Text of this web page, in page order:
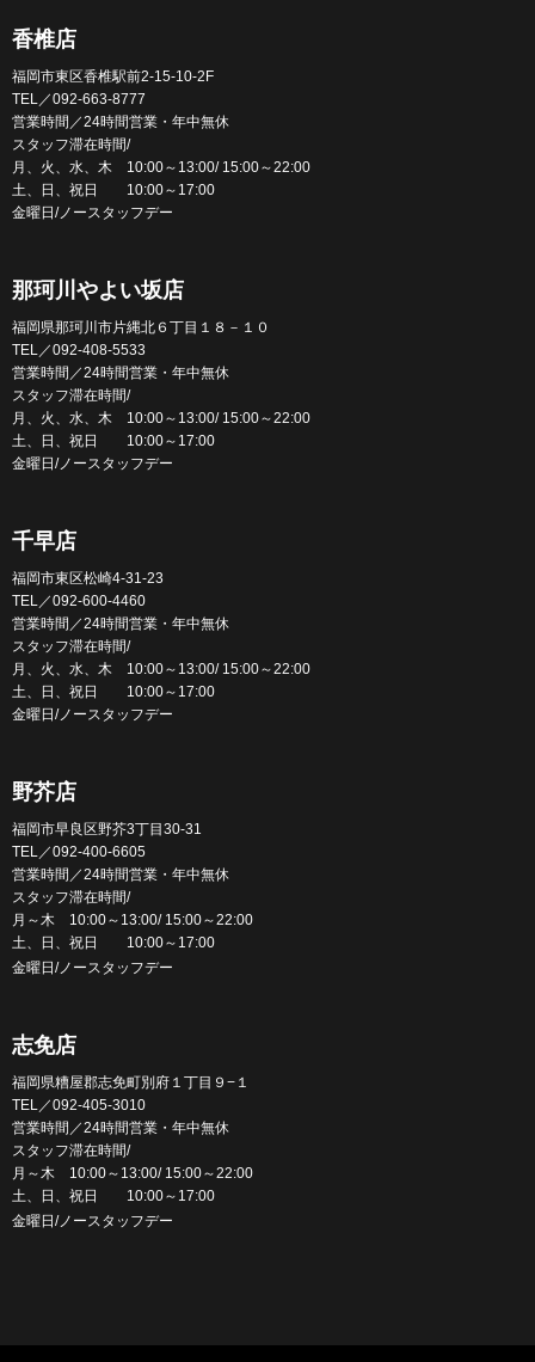
香椎店
福岡市東区香椎駅前2-15-10-2F
TEL／092-663-8777
営業時間／24時間営業・年中無休
スタッフ滞在時間/
月、火、水、木 10:00～13:00/ 15:00～22:00
土、日、祝日 10:00～17:00
金曜日/ノースタッフデー
那珂川やよい坂店
福岡県那珂川市片縄北６丁目１８－１０
TEL／092-408-5533
営業時間／24時間営業・年中無休
スタッフ滞在時間/
月、火、水、木 10:00～13:00/ 15:00～22:00
土、日、祝日 10:00～17:00
金曜日/ノースタッフデー
千早店
福岡市東区松崎4-31-23
TEL／092-600-4460
営業時間／24時間営業・年中無休
スタッフ滞在時間/
月、火、水、木 10:00～13:00/ 15:00～22:00
土、日、祝日 10:00～17:00
金曜日/ノースタッフデー
野芥店
福岡市早良区野芥3丁目30-31
TEL／092-400-6605
営業時間／24時間営業・年中無休
スタッフ滞在時間/
月～木 10:00～13:00/ 15:00～22:00
土、日、祝日 10:00～17:00
金曜日/ノースタッフデー
志免店
福岡県糟屋郡志免町別府１丁目９−１
TEL／092-405-3010
営業時間／24時間営業・年中無休
スタッフ滞在時間/
月～木 10:00～13:00/ 15:00～22:00
土、日、祝日 10:00～17:00
金曜日/ノースタッフデー